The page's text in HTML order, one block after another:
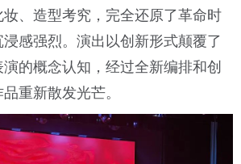
、造型考究，完全还原了革命时
感强烈。演出以创新形式颠覆了
的概念认知，经过全新编排和创
重新散发光芒。